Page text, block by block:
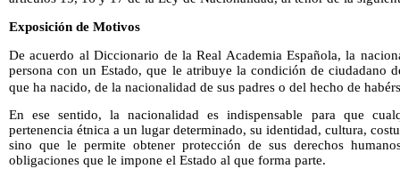
Exposición de Motivos
De acuerdo al Diccionario de la Real Academia Española, la
persona con un Estado, que le atribuye la condición de ciudadano
que ha nacido, de la nacionalidad de sus padres o del hecho de
En ese sentido, la nacionalidad es indispensable para que
pertenencia étnica a un lugar determinado, su identidad, cultura,
sino que le permite obtener protección de sus derechos
obligaciones que le impone el Estado al que forma parte.